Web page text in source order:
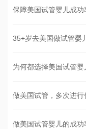
保障美国试管婴儿成
35+岁去美国做试管婴
为何都选择美国试管婴
做美国试管，多次进行
做美国试管婴儿的成功